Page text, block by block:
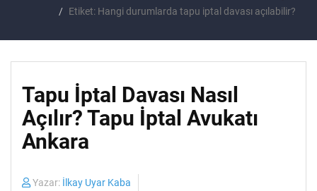
Etiket: Hangi durumlarda tapu iptal davası açılabilir?
Tapu İptal Davası Nasıl
Açılır? Tapu İptal Avukatı
Ankara
Yazar: İlkay Uyar Kaba